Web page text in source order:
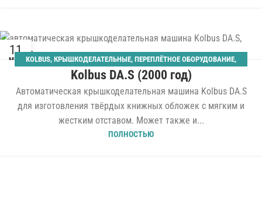
11
МАЙ KOLBUS, КРЫШКОДЕЛАТЕЛЬНЫЕ, ПЕРЕПЛЁТНОЕ ОБОРУДОВАНИЕ,
ТВЁРДЫЙ ПЕРЕПЛЁТ
Kolbus DA.S (2000 год)
Автоматическая крышкоделательная машина Kolbus DA.S
для изготовления твёрдых книжных обложек с мягким и
жестким отставом. Может также и...
ПОЛНОСТЬЮ